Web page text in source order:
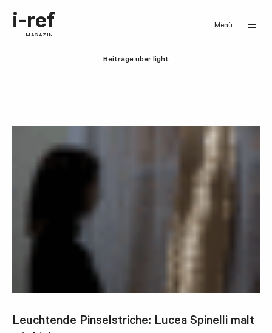
i-ref
MAGAZIN
Menü
Beiträge über light
Leuchtende Pinselstriche: Lucea Spinelli malt